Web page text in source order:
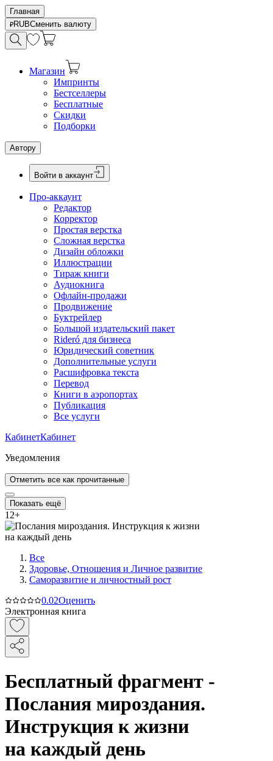
Главная
RUBСменить валюту
Магазин
Импринты
Бестселлеры
Бесплатные
Скидки
Подборки
Автору
Войти в аккаунт
Про-аккаунт
Редактор
Корректор
Простая верстка
Сложная верстка
Дизайн обложки
Иллюстрации
Тираж книги
Аудиокнига
Офлайн-продажи
Продвижение
Буктрейлер
Большой издательский пакет
Rideró для бизнеса
Юридический советник
Дополнительные услуги
Расшифровка текста
Перевод
Книги в аэропортах
Публикация
Все услуги
КабинетКабинет
Уведомления
Отметить все как прочитанные
Показать ещё
12+
Все
Здоровье, Отношения и Личное развитие
Саморазвитие и личностный рост
0.02Оценить
Электронная книга
Бесплатный фрагмент -
Послания мироздания.
Инструкция к жизни
на каждый день